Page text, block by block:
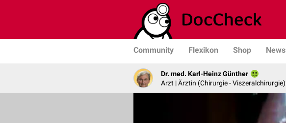
Community Flexikon Shop News
Dr. med. Karl-Heinz Günther
Arzt | Ärztin (Chirurgie - Viszeralchirurgie)